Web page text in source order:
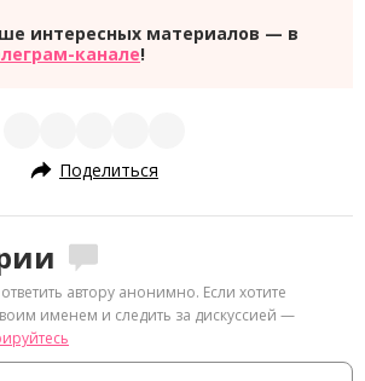
интересных материалов — в
канале!
Поделиться
автору анонимно. Если хотите
именем и следить за дискуссией —